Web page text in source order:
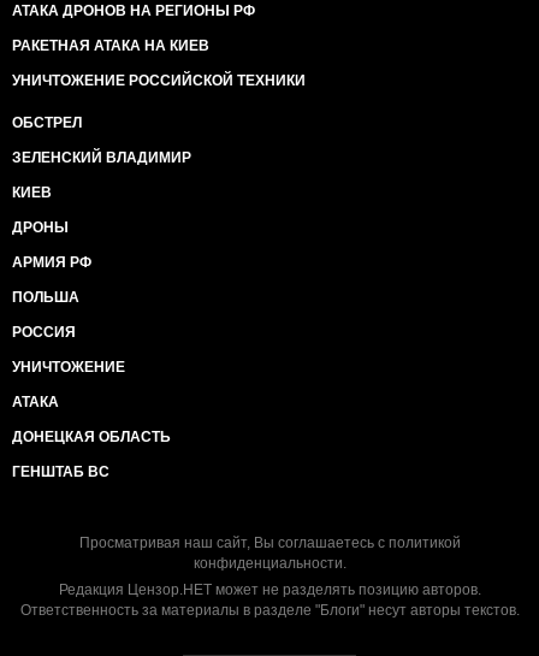
АТАКА ДРОНОВ НА РЕГИОНЫ РФ
РАКЕТНАЯ АТАКА НА КИЕВ
УНИЧТОЖЕНИЕ РОССИЙСКОЙ ТЕХНИКИ
ОБСТРЕЛ
ЗЕЛЕНСКИЙ ВЛАДИМИР
КИЕВ
ДРОНЫ
АРМИЯ РФ
ПОЛЬША
РОССИЯ
УНИЧТОЖЕНИЕ
АТАКА
ДОНЕЦКАЯ ОБЛАСТЬ
ГЕНШТАБ ВС
Просматривая наш сайт, Вы соглашаетесь с политикой
конфиденциальности.
Редакция Цензор.НЕТ может не разделять позицию авторов.
Ответственность за материалы в разделе "Блоги" несут авторы текстов.